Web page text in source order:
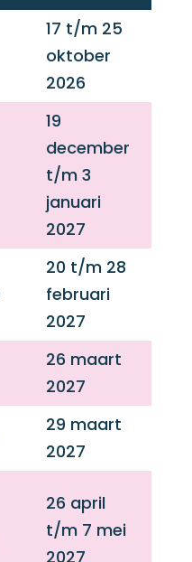
17 t/m 25
oktober
2026
19
december
t/m 3
januari
2027
20 t/m 28
februari
2027
26 maart
2027
29 maart
2027
26 april
t/m 7 mei
2027